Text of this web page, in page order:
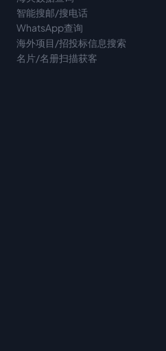
智能搜邮/搜电话
WhatsApp查询
海外项目/招投标信息搜索
名片/名册扫描获客